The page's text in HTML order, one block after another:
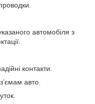
автомобіля з
контакти.
авто.